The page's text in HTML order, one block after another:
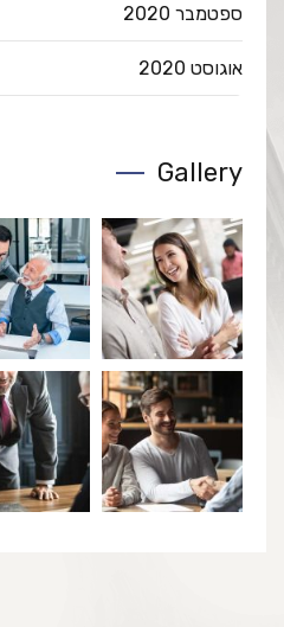
ספטמבר 2020
אוגוסט 2020
Gallery